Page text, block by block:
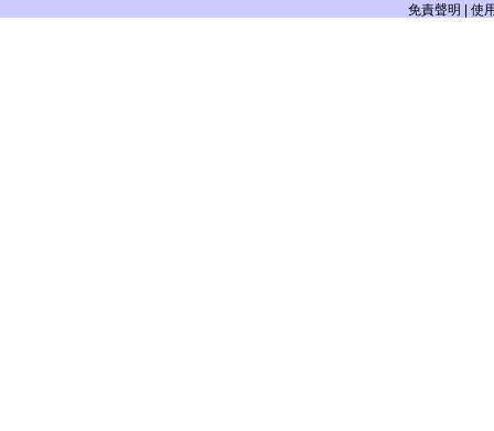
免責聲明 | 使